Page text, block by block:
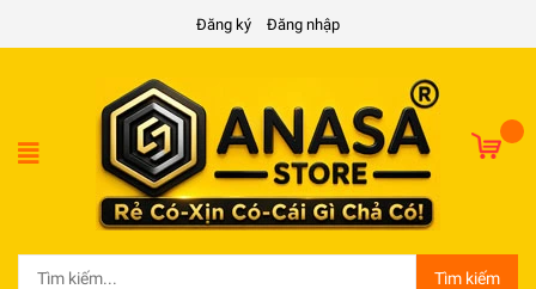
Đăng ký Đăng nhập
Tìm kiếm